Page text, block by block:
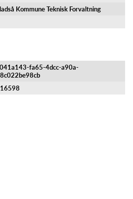
Kommune Teknisk Forvaltning
fa65-4dcc-a90a-